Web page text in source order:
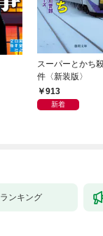
スーパーとかち
件〈新装版〉
913
新着
ランキング